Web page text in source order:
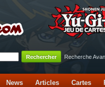
Recherche
News Articles Cartes